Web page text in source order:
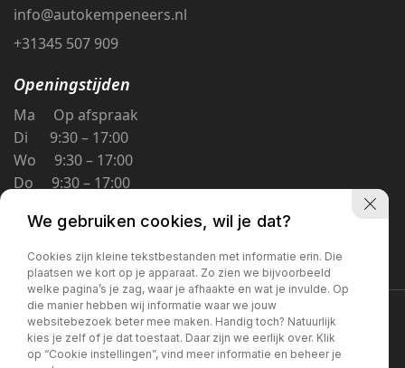
info@autokempeneers.nl
+31345 507 909
Openingstijden
Ma Op afspraak
Di 9:30 – 17:00
Wo 9:30 – 17:00
Do 9:30 – 17:00
Za 9:30 – 16:00
Zo Gesloten
Privacybeleid
We gebruiken cookies, wil je dat?
Cookies zijn kleine tekstbestanden met informatie erin. Die
plaatsen we kort op je apparaat. Zo zien we bijvoorbeeld
welke pagina’s je zag, waar je afhaakte en wat je invulde. Op
die manier hebben wij informatie waar we jouw
websitebezoek beter mee maken. Handig toch? Natuurlijk
kies je zelf of je dat toestaat. Daar zijn we eerlijk over. Klik
op “Cookie instellingen”, vind meer informatie en beheer je